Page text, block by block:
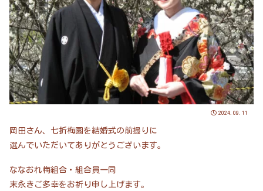
2024.09.11
岡田さん、七折梅園を結婚式の前撮りに
選んでいただいてありがとうございます。
ななおれ梅組合・組合員一同
末永きご多幸をお祈り申し上げます。